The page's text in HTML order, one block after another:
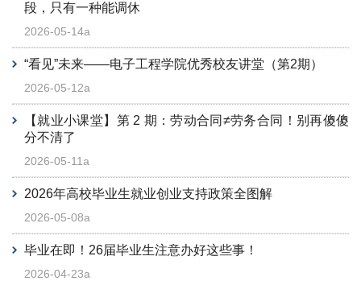
段，只有一种能调休
2026-05-14a
“看见”未来——电子工程学院优秀校友讲堂（第2期）
2026-05-12a
【就业小课堂】第 2 期：劳动合同≠劳务合同！别再傻傻
分不清了
2026-05-11a
2026年高校毕业生就业创业支持政策全图解
2026-05-08a
毕业在即！26届毕业生注意办好这些事！
2026-04-23a